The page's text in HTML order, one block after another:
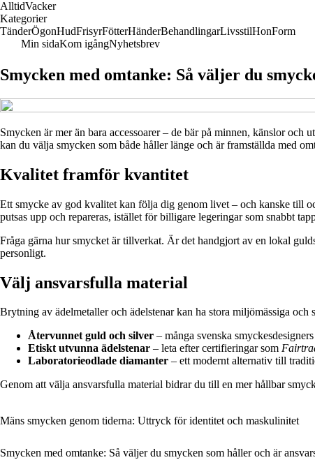
AlltidVacker
Kategorier
TänderÖgonHudFrisyrFötterHänderBehandlingarLivsstilHonForm
Min sidaKom igångNyhetsbrev
Smycken med omtanke: Så väljer du
Smycken är mer än bara accessoarer – de bär på minnen, känslor
kan du välja smycken som både håller länge och är framställda med
Kvalitet framför kvantitet
Ett smycke av god kvalitet kan följa dig genom livet – och kanske till
putsas upp och repareras, istället för billigare legeringar som snabbt
Fråga gärna hur smycket är tillverkat. Är det handgjort av en lokal
personligt.
Välj ansvarsfulla material
Brytning av ädelmetaller och ädelstenar kan ha stora miljömässiga
Återvunnet guld och silver – många svenska
Etiskt utvunna ädelstenar – leta efter certifieringar som
Laboratorieodlade diamanter – ett modernt alternativ till
Genom att välja ansvarsfulla material bidrar du till en mer hållbar
Mäns smycken genom tiderna: Uttryck för identitet och maskulinitet
Smycken med omtanke: Så väljer du smycken som håller och är